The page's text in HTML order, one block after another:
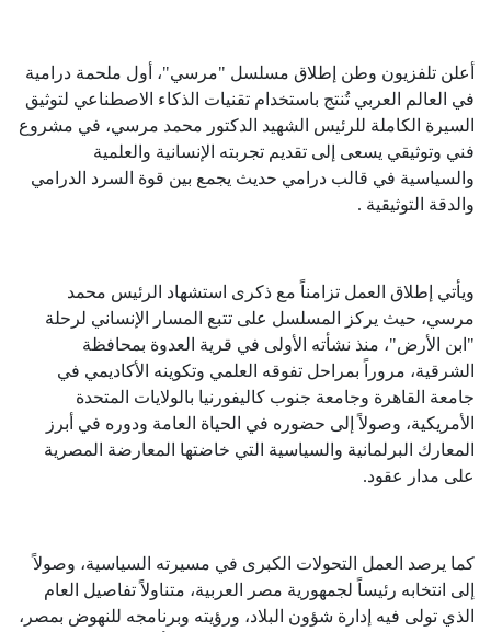
أعلن تلفزيون وطن إطلاق مسلسل "مرسي"، أول ملحمة درامية
في العالم العربي تُنتج باستخدام تقنيات الذكاء الاصطناعي لتوثيق
السيرة الكاملة للرئيس الشهيد الدكتور محمد مرسي، في مشروع
فني وتوثيقي يسعى إلى تقديم تجربته الإنسانية والعلمية
والسياسية في قالب درامي حديث يجمع بين قوة السرد الدرامي
والدقة التوثيقية .
ويأتي إطلاق العمل تزامناً مع ذكرى استشهاد الرئيس محمد
مرسي، حيث يركز المسلسل على تتبع المسار الإنساني لرحلة
"ابن الأرض"، منذ نشأته الأولى في قرية العدوة بمحافظة
الشرقية، مروراً بمراحل تفوقه العلمي وتكوينه الأكاديمي في
جامعة القاهرة وجامعة جنوب كاليفورنيا بالولايات المتحدة
الأمريكية، وصولاً إلى حضوره في الحياة العامة ودوره في أبرز
المعارك البرلمانية والسياسية التي خاضتها المعارضة المصرية
على مدار عقود.
كما يرصد العمل التحولات الكبرى في مسيرته السياسية، وصولاً
إلى انتخابه رئيساً لجمهورية مصر العربية، متناولاً تفاصيل العام
الذي تولى فيه إدارة شؤون البلاد، ورؤيته وبرنامجه للنهوض بمصر،